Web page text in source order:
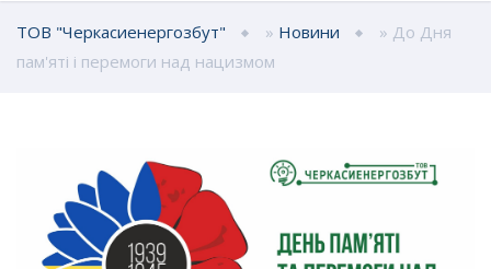
ТОВ "Черкасиенергозбут" » Новини
» До Дня
пам'яті і перемоги над нацизмом